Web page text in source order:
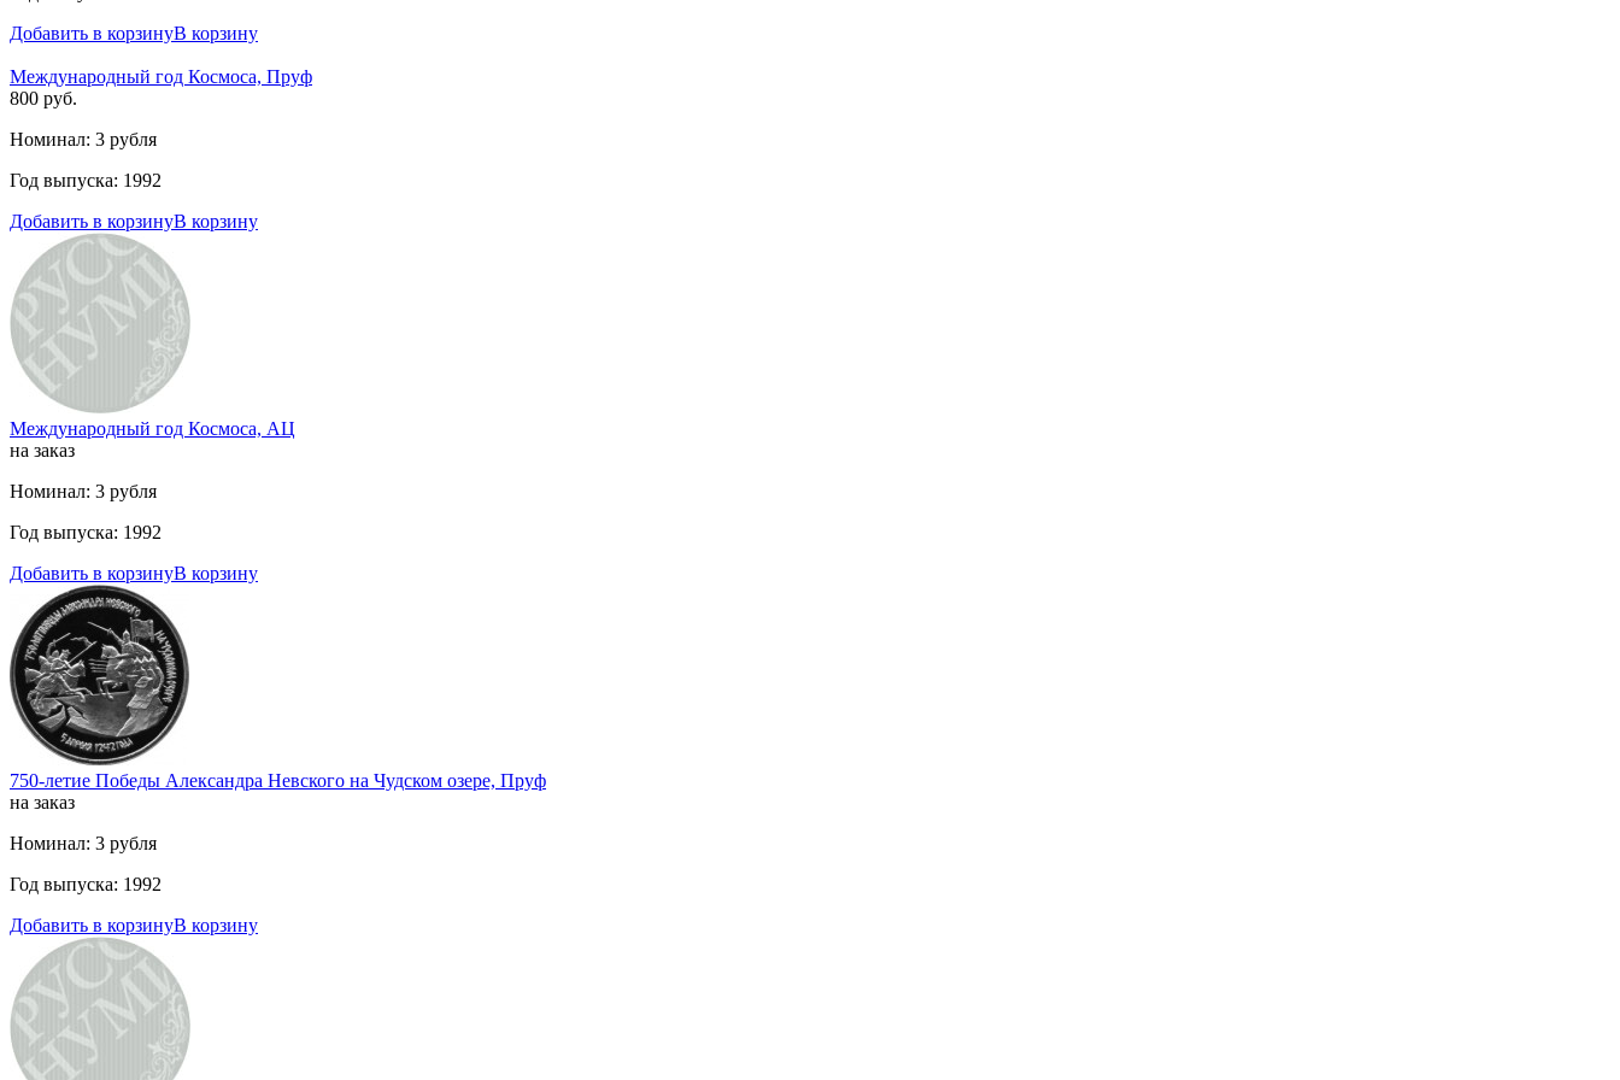
Добавить в корзинуВ корзину
Международный год Космоса, Пруф
800 руб.
Номинал: 3 рубля
Год выпуска: 1992
Добавить в корзинуВ корзину
Международный год Космоса, АЦ
на заказ
Номинал: 3 рубля
Год выпуска: 1992
Добавить в корзинуВ корзину
750-летие Победы Александра Невского на Чудском озере, Пруф
на заказ
Номинал: 3 рубля
Год выпуска: 1992
Добавить в корзинуВ корзину